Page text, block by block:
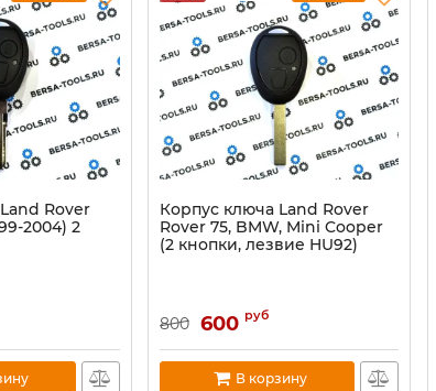
Rover
2004) 2
Корпус ключа Land Rover
Rover 75, BMW, Mini Cooper
(2 кнопки, лезвие HU92)
800 600 руб
В корзину